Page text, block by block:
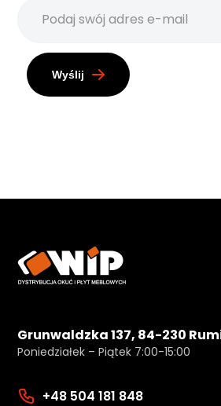
Wyślij
Grunwaldzka 137, 84-230
Poniedziałek – Piątek 7:00-15:00
+48 504 181 848